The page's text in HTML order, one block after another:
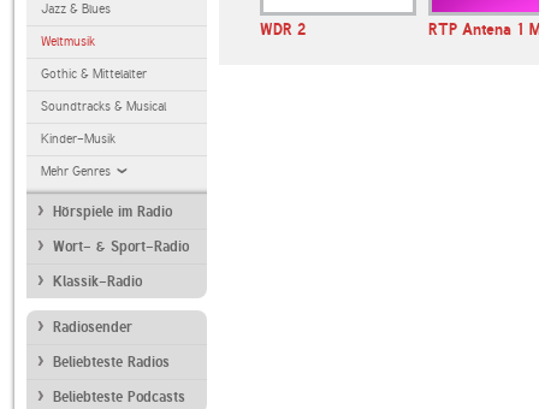
Jazz & Blues
Weltmusik
Gothic & Mittelalter
Soundtracks & Musical
Kinder-Musik
Mehr Genres
Hörspiele im Radio
Wort- & Sport-Radio
Klassik-Radio
Radiosender
Beliebteste Radios
Beliebteste Podcasts
WDR 2 RTP Antena 1